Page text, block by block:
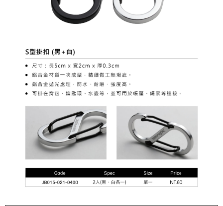
資料（包含姓名、電話或地址）提供予台灣大哥大進項蒐集、處理及利用，
由本公司與您本人進行分期帳單所需資料之確認、核對及更正。
3.完整用戶服務條款，請詳閱以下連結：
https://oppay.tw/userRule
是否繳費成功／繳費後需取消欲退款等相關疑問，請聯繫「AFTEE先享後付
https://netprotections.freshdesk.com/support/home
易，需依本服務之必要範圍內提供個人資料，並將交易相關給付款項請求債
權轉讓予恩沛科技股份有限公司。
２．關於個人資料處理事宜，請瀏覽以下網址：
https://aftee.tw/terms/#terms3
３．未成年的使用者請事先徵得法定代理人或監護人之同意方可使用
４．使用「AFTEE先享後付」時，將依據個別帳號之用戶狀況，依本公司即
時審查核予不同之上限額度；若仍有額度不足之情形，本公司將視審查結果
請求用戶進行身份認證。
５．嚴禁一人註冊多個帳號或使用他人資訊註冊。若發現惡意使用之情形，
恩沛科技股份有限公司將有權停止該用戶之使用額度並採取法律行動。
付款後7-11取貨
一般宅配（門市自取請勿下單，請聯繫客服）
每筆NT$100，滿NT$2,000(含以上)免運費
離島一般宅配
每筆NT$200，滿NT$2,000(含以上)免運費
貨到付款（門市自取請勿下單，請聯繫客服）
每筆NT$200，滿NT$3,000(含以上)免運費
國家/地區配送(**下單前請私訊客服確認實際運費(運費另
計)，訂單才得以成立**)
查看運費